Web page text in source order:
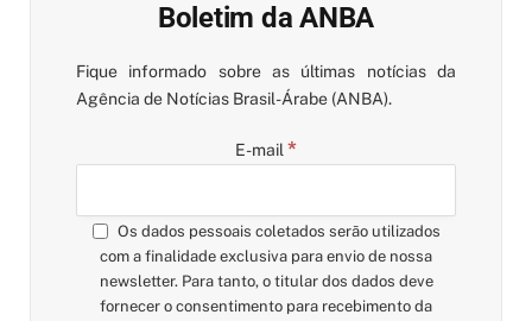
Boletim da ANBA
Fique informado sobre as últimas notícias da
Agência de Notícias Brasil-Árabe (ANBA).
E-mail *
Os dados pessoais coletados serão utilizados
com a finalidade exclusiva para envio de nossa
newsletter. Para tanto, o titular dos dados deve
fornecer o consentimento para recebimento da